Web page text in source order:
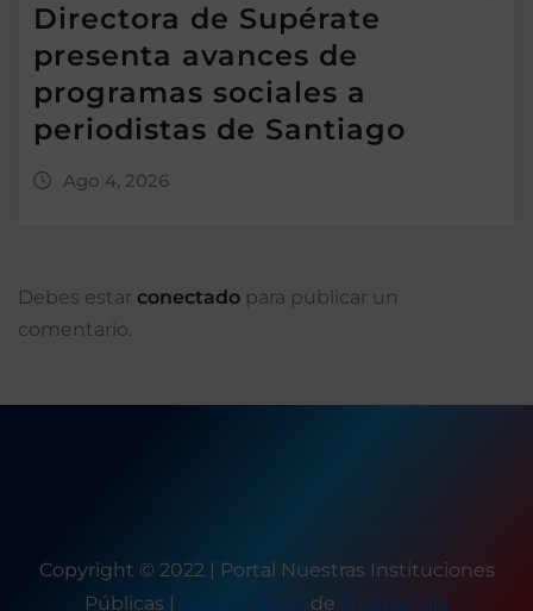
Directora de Supérate
presenta avances de
programas sociales a
periodistas de Santiago
Ago 4, 2026
Debes estar conectado para publicar un
comentario.
Copyright © 2022 | Portal Nuestras Instituciones
Públicas | Seattle News de ThemeArile